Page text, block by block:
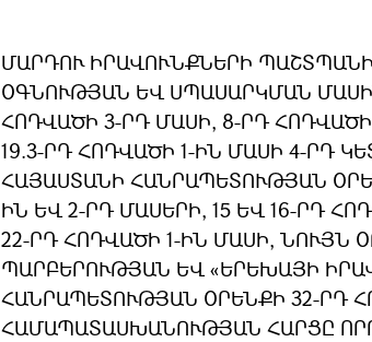
ՄԱՐԴՈՒ ԻՐԱՎՈՒՆՔՆԵՐԻ
ՕԳՆՈՒԹՅԱՆ ԵՎ ՍՊԱՍԱՐԿՄԱՆ
ՀՈԴՎԱԾԻ 3-ՐԴ ՄԱՍԻ, 8-ՐԴ
19.3-ՐԴ ՀՈԴՎԱԾԻ 1-ԻՆ ՄԱՍԻ 4-ՐԴ
ՀԱՅԱՍՏԱՆԻ ՀԱՆՐԱՊԵՏՈՒԹՅԱՆ
ԻՆ ԵՎ 2-ՐԴ ՄԱՍԵՐԻ, 15 ԵՎ 16-ՐԴ
22-ՐԴ ՀՈԴՎԱԾԻ 1-ԻՆ ՄԱՍԻ, ՆՈՒՅՆ
ՊԱՐԲԵՐՈՒԹՅԱՆ ԵՎ «ԵՐԵԽԱՅԻ
ՀԱՆՐԱՊԵՏՈՒԹՅԱՆ ՕՐԵՆՔԻ 32-ՐԴ
ՀԱՄԱՊԱՏԱՍԽԱՆՈՒԹՅԱՆ ՀԱՐՑԸ